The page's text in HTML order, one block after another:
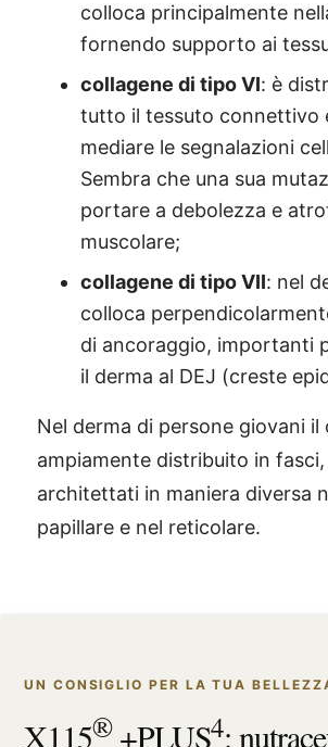
colloca principalmente
fornendo supporto ai
collagene di tipo VI: è
tutto il tessuto connettivo
mediare le segnalazioni
Sembra che una sua
portare a debolezza e
muscolare;
collagene di tipo VII: nel
colloca
di ancoraggio, importanti
il derma al DEJ (creste
Nel derma di persone giovani il
ampiamente distribuito in
architettati in maniera diversa
papillare e nel reticolare.
UN CONSIGLIO PER LA TUA
X115®+PLUS4: